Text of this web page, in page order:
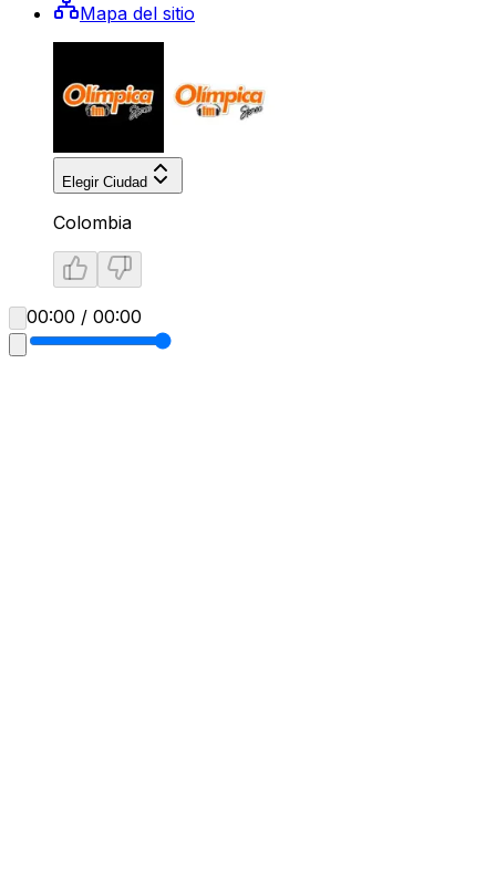
Mapa del sitio
Elegir Ciudad
Colombia
00:00 / 00:00